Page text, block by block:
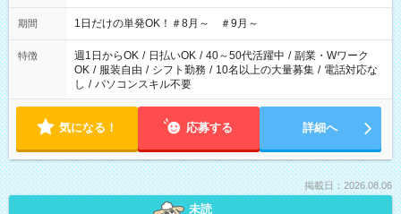
▼18:00～21:00
期間 1日だけの単発OK！＃8月～ ＃9月～
特徴 週1日からOK / 日払いOK / 40～50代活躍中 / 副業・Wワーク
OK / 服装自由 / シフト勤務 / 10名以上の大量募集 / 電話対応な
し / パソコンスキル不要
気になる！ 応募する 詳細へ
掲載日：2026.08.06
未読